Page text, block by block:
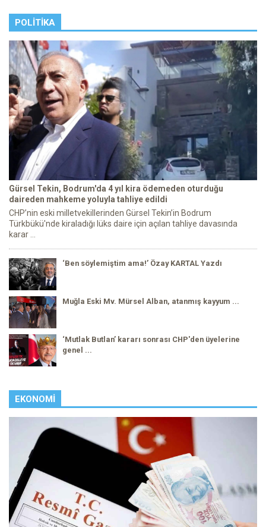
POLITIKA
Gürsel Tekin, Bodrum'da 4 yıl kira ödemeden oturduğu
daireden mahkeme yoluyla tahliye edildi
CHP’nin eski milletvekillerinden Gürsel Tekin’in Bodrum
Türkbükü'nde kiraladığı lüks daire için açılan tahliye davasında
karar ...
‘Ben söylemiştim ama!’ Özay KARTAL Yazdı
Muğla Eski Mv. Mürsel Alban, atanmış kayyum ...
‘Mutlak Butlan’ kararı sonrası CHP'den üyelerine
genel ...
EKONOMI